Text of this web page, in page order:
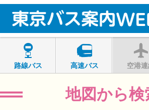
路線バス 高速バス 空港
地図から検